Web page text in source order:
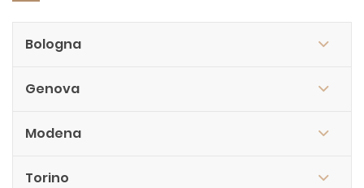
Bologna
Genova
Modena
Torino